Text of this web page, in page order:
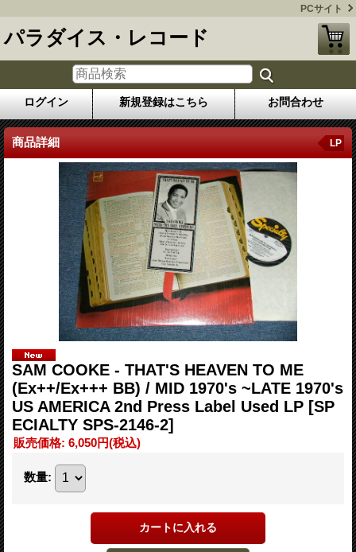
PCサイト
パラダイス・レコード
ログイン 新規登録はこちら お問合わせ
商品詳細 LP
SAM COOKE - THAT'S HEAVEN TO ME
(Ex++/Ex+++ BB) / MID 1970's ~LATE 1970's
US AMERICA 2nd Press Label Used LP [SP
ECIALTY SPS-2146-2]
販売価格: 6,050円(税込)
数量: